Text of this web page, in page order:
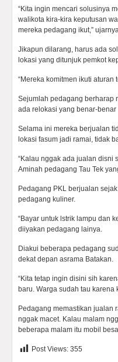
“Kita ingin mencari solusinya
walikota kira-kira keputusan
mereka pedagang ikut,”
Jikapun dilarang, harus ada
lokasi yang ditunjuk pemkot
“Mereka komitmen ikuti aturan
Sejumlah pedagang berharap
ada relokasi yang benar-
Selama ini mereka berjualan
lokasi fasum jadi ramai, tidak
“Kalau nggak ada jualan disni
Aminah pedagang Tau Tek
Pedagang PKL berjualan
pedagang kuliner.
“Bayar untuk lstrik lampu dan
diiyakan pedagang lainya.
Diakui beberapa pedagang
dekat depan asrama Batakan.
“Kita tetap ingin disini sih
baru. Warga sudah tau karena
Pedagang memastikan jualan
nggak macet. Kalau malam
beberapa malam itu mobil
Post Views: 355